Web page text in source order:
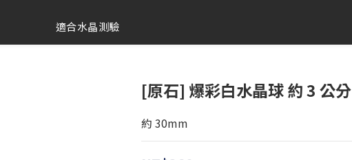
適合水晶測驗
[原石] 爆彩白水晶球 約 3 公分
約 30mm